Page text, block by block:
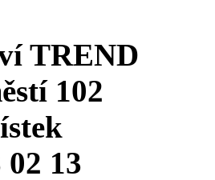
TREND
102
13